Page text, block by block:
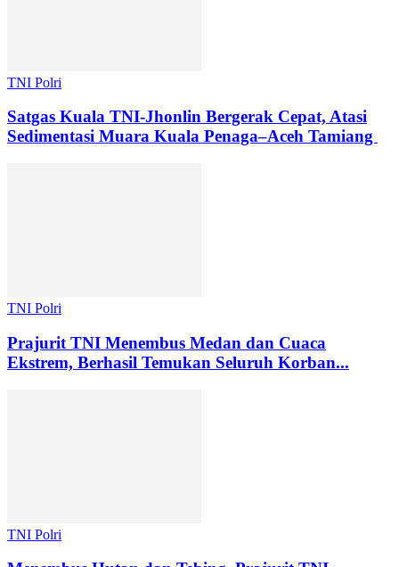
TNI Polri
Satgas Kuala TNI-Jhonlin Bergerak Cepat, Atasi
Sedimentasi Muara Kuala Penaga–Aceh Tamiang
TNI Polri
Prajurit TNI Menembus Medan dan Cuaca
Ekstrem, Berhasil Temukan Seluruh Korban...
TNI Polri